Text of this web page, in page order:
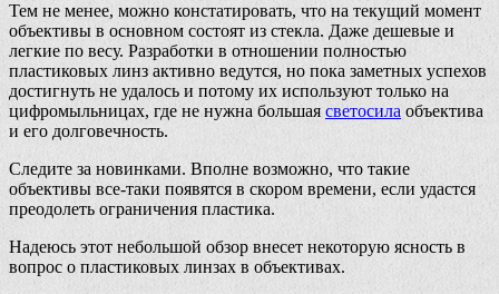
Тем не менее, можно констатировать, что на текущий момент
объективы в основном состоят из стекла. Даже дешевые и
легкие по весу. Разработки в отношении полностью
пластиковых линз активно ведутся, но пока заметных успехов
достигнуть не удалось и потому их используют только на
цифромыльницах, где не нужна большая светосила объектива
и его долговечность.
Следите за новинками. Вполне возможно, что такие
объективы все-таки появятся в скором времени, если удастся
преодолеть ограничения пластика.
Надеюсь этот небольшой обзор внесет некоторую ясность в
вопрос о пластиковых линзах в объективах.